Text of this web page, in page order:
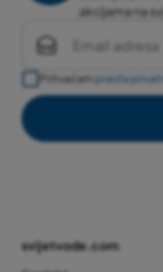
akcijama na
Prihvaćam pravila
svijetvode.com